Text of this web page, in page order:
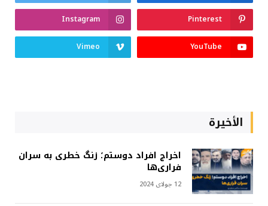
Pinterest
Instagram
YouTube
Vimeo
الأخيرة
اخراج افراد دوستم؛ زنگ خطری به سران
فراری‌ها
12 جولای 2024